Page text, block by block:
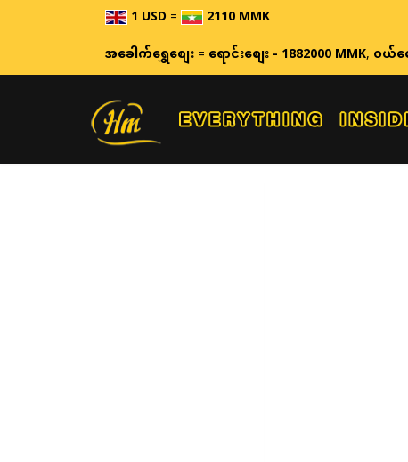
1 USD= 2110 MMK ဈေး
အခေါက်ရွှေစျေး=ရောင်းစျေး - 1882000 MMK,ဝယ်စ